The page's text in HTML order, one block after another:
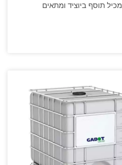
בגומיות. GADCLEAR P מכיל תוסף ביוציד ומתאים